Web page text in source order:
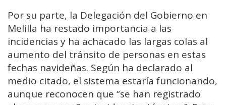
Por su parte, la Delegación del Gobierno en
Melilla ha restado importancia a las
incidencias y ha achacado las largas colas al
aumento del tránsito de personas en estas
fechas navideñas. Según ha declarado al
medio citado, el sistema estaría funcionando,
aunque reconocen que “se han registrado